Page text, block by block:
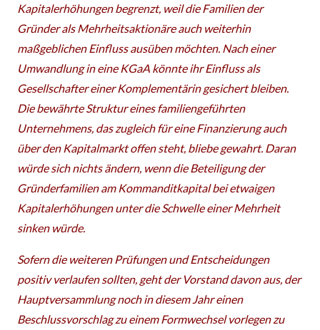
Kapitalerhöhungen begrenzt, weil die Familien der
Gründer als Mehrheitsaktionäre auch weiterhin
maßgeblichen Einfluss ausüben möchten. Nach einer
Umwandlung in eine KGaA könnte ihr Einfluss als
Gesellschafter einer Komplementärin gesichert bleiben.
Die bewährte Struktur eines familiengeführten
Unternehmens, das zugleich für eine Finanzierung auch
über den Kapitalmarkt offen steht, bliebe gewahrt. Daran
würde sich nichts ändern, wenn die Beteiligung der
Gründerfamilien am Kommanditkapital bei etwaigen
Kapitalerhöhungen unter die Schwelle einer Mehrheit
sinken würde.
Sofern die weiteren Prüfungen und Entscheidungen
positiv verlaufen sollten, geht der Vorstand davon aus, der
Hauptversammlung noch in diesem Jahr einen
Beschlussvorschlag zu einem Formwechsel vorlegen zu